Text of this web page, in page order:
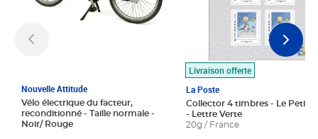
Nouvelle Attitude
Vélo électrique du facteur,
reconditionné - Taille normale -
Noir/ Rouge
Livraison offerte
La Poste
Collector 4 timbres - Le Petit
- Lettre Verte
20g / France